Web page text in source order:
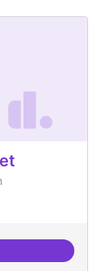
tall a internet